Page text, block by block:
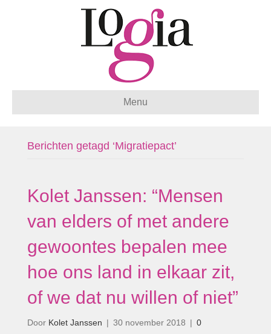
Menu
Berichten getagd ‘Migratiepact’
Kolet Janssen: “Mensen
van elders of met andere
gewoontes bepalen mee
hoe ons land in elkaar zit,
of we dat nu willen of niet”
Door Kolet Janssen | 30 november 2018 | 0